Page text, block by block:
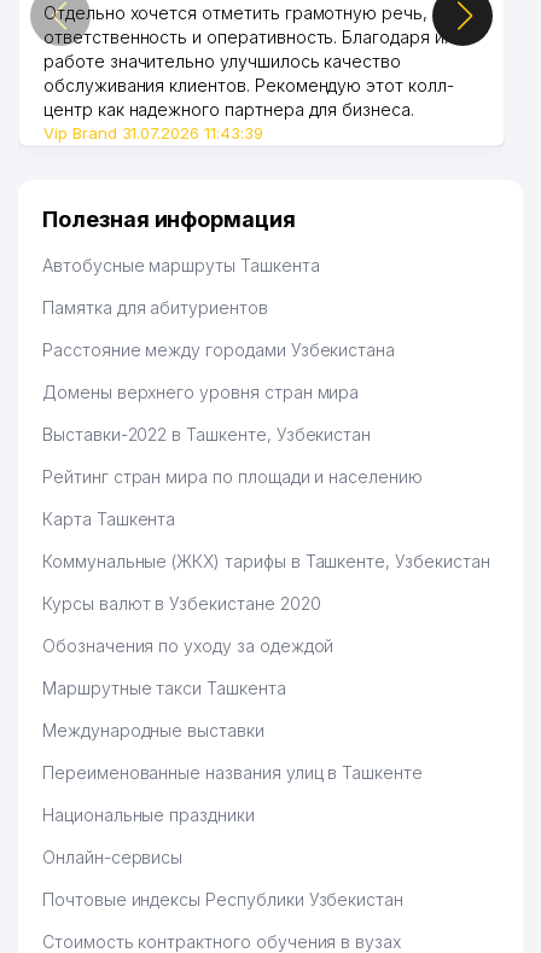
Отдельно хочется отметить грамотную речь,
ответственность и оперативность. Благодаря их
работе значительно улучшилось качество
обслуживания клиентов. Рекомендую этот колл-
центр как надежного партнера для бизнеса.
Vip Brand 31.07.2026 11:43:39
Полезная информация
Автобусные маршруты Ташкента
Памятка для абитуриентов
Расстояние между городами Узбекистана
Домены верхнего уровня стран мира
Выставки-2022 в Ташкенте, Узбекистан
Рейтинг стран мира по площади и населению
Карта Ташкента
Коммунальные (ЖКХ) тарифы в Ташкенте, Узбекистан
Курсы валют в Узбекистане 2020
Обозначения по уходу за одеждой
Маршрутные такси Ташкента
Международные выставки
Переименованные названия улиц в Ташкенте
Национальные праздники
Онлайн-сервисы
Почтовые индексы Республики Узбекистан
Стоимость контрактного обучения в вузах